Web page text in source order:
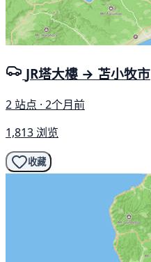
JR塔大樓 → 苫小牧市
2 站点 · 2个月前
1,813 浏览
收藏